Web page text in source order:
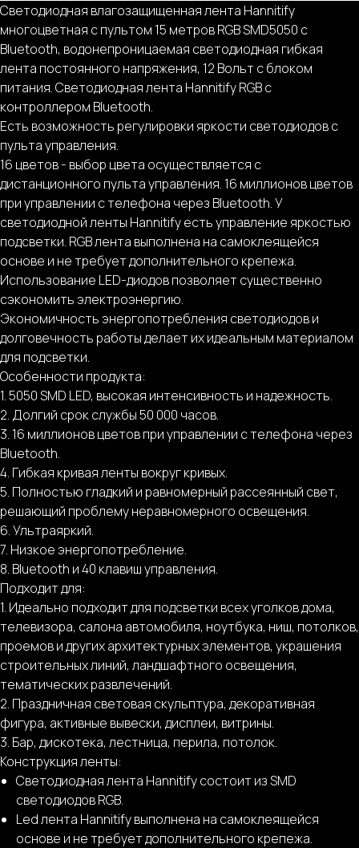
Светодиодная влагозащищенная лента Hannitify
многоцветная с пультом 15 метров RGB SMD5050 с
Bluetooth, водонепроницаемая светодиодная гибкая
лента постоянного напряжения, 12 Вольт с блоком
питания. Светодиодная лента Hannitify RGB с
контроллером Bluetooth.
Есть возможность регулировки яркости светодиодов с
пульта управления.
16 цветов - выбор цвета осуществляется с
дистанционного пульта управления. 16 миллионов цветов
при управлении с телефона через Bluetooth. У
светодиодной ленты Hannitify есть управление яркостью
подсветки. RGB лента выполнена на самоклеящейся
основе и не требует дополнительного крепежа.
Использование LED-диодов позволяет существенно
сэкономить электроэнергию.
Экономичность энергопотребления светодиодов и
долговечность работы делает их идеальным материалом
для подсветки.
Особенности продукта:
1. 5050 SMD LED, высокая интенсивность и надежность.
2. Долгий срок службы 50 000 часов.
3. 16 миллионов цветов при управлении с телефона через
Bluetooth.
4. Гибкая кривая ленты вокруг кривых.
5. Полностью гладкий и равномерный рассеянный свет,
решающий проблему неравномерного освещения.
6. Ультраяркий.
7. Низкое энергопотребление.
8. Bluetooth и 40 клавиш управления.
Подходит для:
1. Идеально подходит для подсветки всех уголков дома,
телевизора, салона автомобиля, ноутбука, ниш, потолков,
проемов и других архитектурных элементов, украшения
строительных линий, ландшафтного освещения,
тематических развлечений.
2. Праздничная световая скульптура, декоративная
фигура, активные вывески, дисплеи, витрины.
3. Бар, дискотека, лестница, перила, потолок.
Конструкция ленты:
Светодиодная лента Hannitify состоит из SMD
светодиодов RGB.
Led лента Hannitify выполнена на самоклеящейся
основе и не требует дополнительного крепежа.